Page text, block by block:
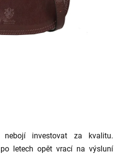
nebojí investovat za kvalitu.
letech opět vrací na výsluní